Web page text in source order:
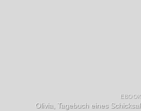
Olivia, Tagebuch eines